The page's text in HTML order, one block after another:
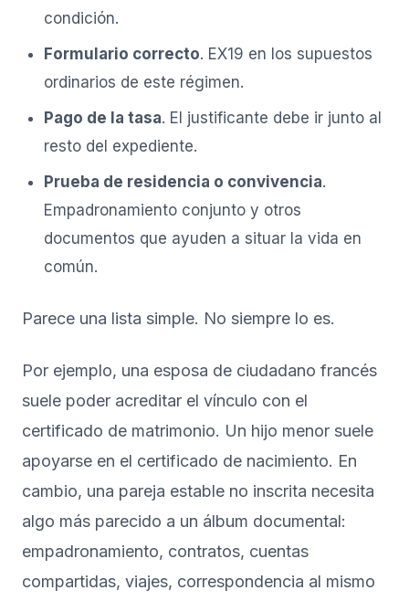
condición.
Formulario correcto. EX19 en los supuestos
ordinarios de este régimen.
Pago de la tasa. El justificante debe ir junto al
resto del expediente.
Prueba de residencia o convivencia.
Empadronamiento conjunto y otros
documentos que ayuden a situar la vida en
común.
Parece una lista simple. No siempre lo es.
Por ejemplo, una esposa de ciudadano francés
suele poder acreditar el vínculo con el
certificado de matrimonio. Un hijo menor suele
apoyarse en el certificado de nacimiento. En
cambio, una pareja estable no inscrita necesita
algo más parecido a un álbum documental:
empadronamiento, contratos, cuentas
compartidas, viajes, correspondencia al mismo